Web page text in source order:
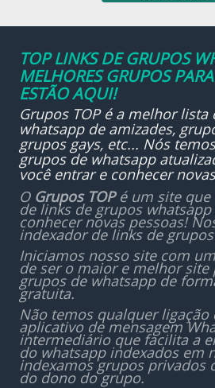
TOP LINKS DE GRUPOS
MELHORES GRUPOS
ESTÃO AQUI!
Grupos TOP é a melhor
whatsapp de amizades,
grupos gays, etc... Nós
grupos de whatsapp
você entrar e conhecer
O Grupos TOPé um site que
de links de grupos
conhecer novas pessoas!
indexador de links de
Iniciamos nosso site com
de ser o maior e melhor site
grupos de whatsapp de
gratuita.
Não temos qualquer ligação
aplicativo de mensagem
intermediário que facilita a
do whatsapp indexados em
indexamos grupos privados
do dono do grupo.